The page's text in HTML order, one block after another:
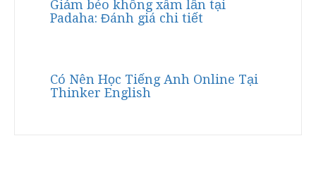
Giảm béo không xâm lấn tại
Padaha: Đánh giá chi tiết
Có Nên Học Tiếng Anh Online Tại
Thinker English